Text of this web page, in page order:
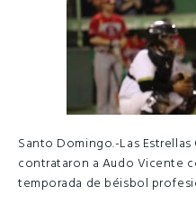
Santo Domingo.-Las
contrataron a Audo Vicente
temporada de béisbol